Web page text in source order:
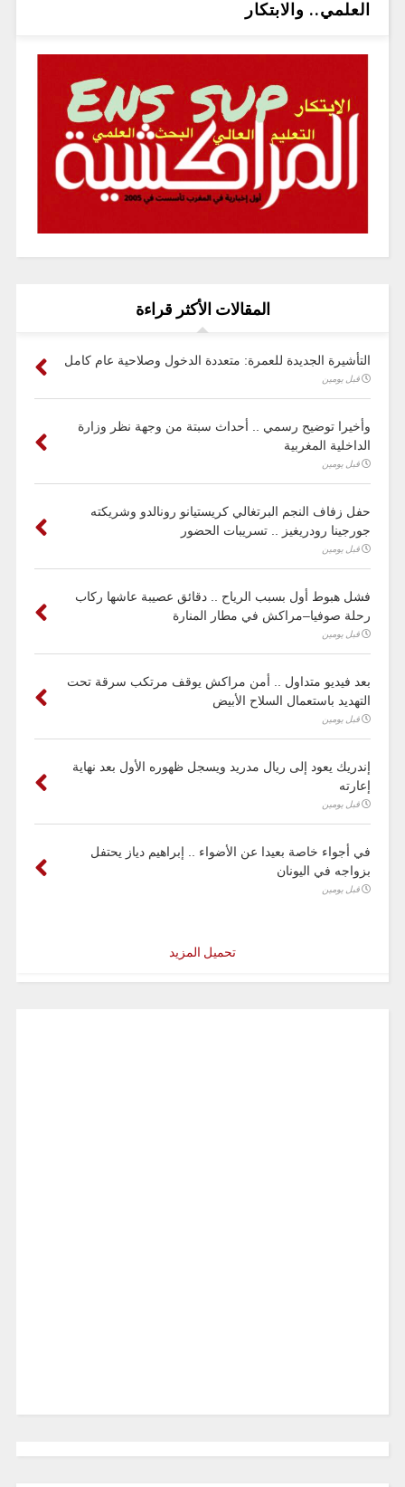
العلمي.. والابتكار
المقالات الأكثر قراءة
التأشيرة الجديدة للعمرة: متعددة الدخول وصلاحية عام كامل
قبل يومين
وأخيرا توضيح رسمي .. أحداث سبتة من وجهة نظر وزارة
الداخلية المغربية
قبل يومين
حفل زفاف النجم البرتغالي كريستيانو رونالدو وشريكته
جورجينا رودريغيز .. تسريبات الحضور
قبل يومين
فشل هبوط أول بسبب الرياح .. دقائق عصيبة عاشها ركاب
رحلة صوفيا–مراكش في مطار المنارة
قبل يومين
بعد فيديو متداول .. أمن مراكش يوقف مرتكب سرقة تحت
التهديد باستعمال السلاح الأبيض
قبل يومين
إندريك يعود إلى ريال مدريد ويسجل ظهوره الأول بعد نهاية
إعارته
قبل يومين
في أجواء خاصة بعيدا عن الأضواء .. إبراهيم دياز يحتفل
بزواجه في اليونان
قبل يومين
تحميل المزيد